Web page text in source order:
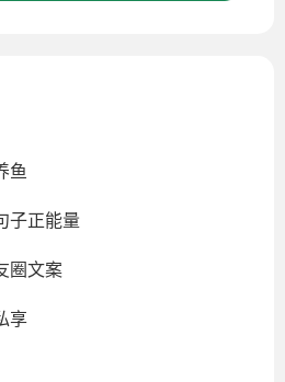
鱼
子正能量
圈文案
享